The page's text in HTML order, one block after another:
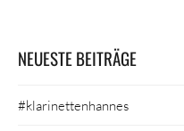
NEUESTE BEITRÄGE
#klarinettenhannes